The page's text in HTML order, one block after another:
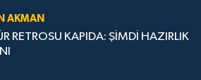
AKMAN
RETROSU KAPIDA: ŞİMDİ HAZIRLIK